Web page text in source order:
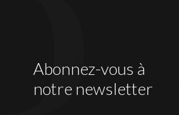
Abonnez-vous à
notre newsletter